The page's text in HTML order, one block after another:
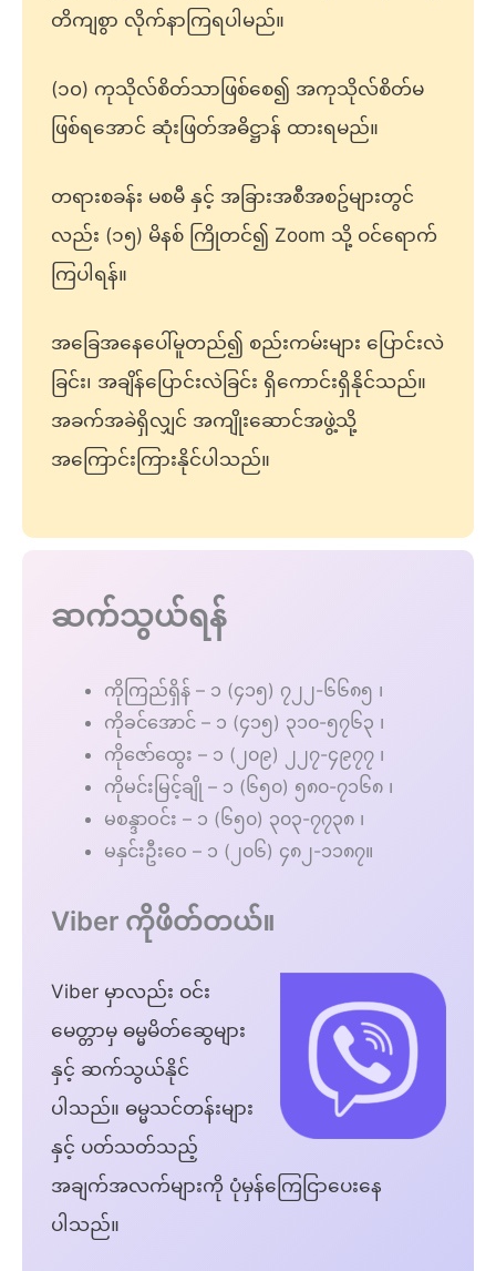
တိကျစွာ လိုက်နာကြရပါမည်။
(၁၀) ကုသိုလ်စိတ်သာဖြစ်စေ၍ အကုသိုလ်စိတ်မ
ဖြစ်ရအောင် ဆုံးဖြတ်အဓိဋ္ဌာန် ထားရမည်။
တရားစခန်း မစမီ နှင့် အခြားအစီအစဥ်များတွင်
လည်း (၁၅) မိနစ် ကြိုတင်၍ Zoom သို့ ဝင်ရောက်
ကြပါရန်။
အခြေအနေပေါ်မူတည်၍ စည်းကမ်းများ ပြောင်းလဲ
ခြင်း၊ အချိန်ပြောင်းလဲခြင်း ရှိကောင်းရှိနိုင်သည်။
အခက်အခဲရှိလျှင် အကျိုးဆောင်အဖွဲ့သို့
အကြောင်းကြားနိုင်ပါသည်။
ဆက်သွယ်ရန်
ကိုကြည်ရှိန် – ၁ (၄၁၅) ၇၂၂-၆၆၈၅ ၊
ကိုခင်အောင် – ၁ (၄၁၅) ၃၁၀-၅၇၆၃ ၊
ကိုဇော်ထွေး – ၁ (၂၀၉) ၂၂၇-၄၉၇၇ ၊
ကိုမင်းမြင့်ချို – ၁ (၆၅၀) ၅၈၀-၇၁၆၈ ၊
မစန္ဒာဝင်း – ၁ (၆၅၀) ၃၀၃-၇၇၃၈ ၊
မနှင်းဦးဝေ – ၁ (၂၀၆) ၄၈၂-၁၁၈၇။
Viber ကိုဖိတ်တယ်။
Viber မှာလည်း ဝင်း
မေတ္တာမှ ဓမ္မမိတ်ဆွေများ
နှင့် ဆက်သွယ်နိုင်
ပါသည်။ ဓမ္မသင်တန်းများ
နှင့် ပတ်သတ်သည့်
အချက်အလက်များကို ပုံမှန်ကြေငြာပေးနေ
ပါသည်။